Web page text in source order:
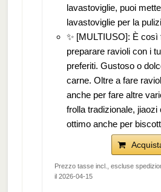
lavastoviglie, puoi
lavastoviglie per la
✨ [MULTIUSO]: È così
preparare ravioli con i
preferiti. Gustoso o
carne. Oltre a fare
anche per fare altre
frolla tradizionale, jiaozi
ottimo anche per
Prezzo tasse incl., escluse
il 2026-04-15